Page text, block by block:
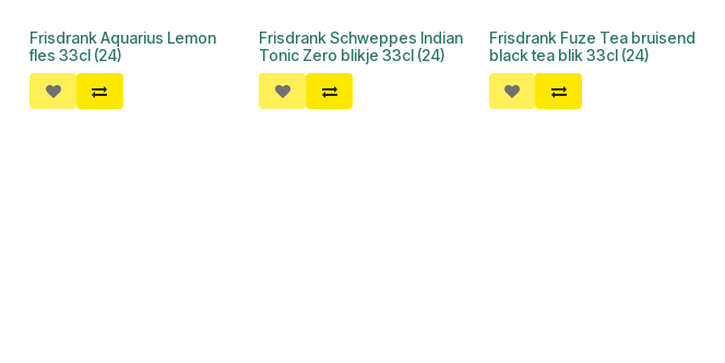
Frisdrank Aquarius Lemon
fles 33cl (24)
Frisdrank Schweppes Indian
Tonic Zero blikje 33cl (24)
Frisdrank Fuze Tea bruisend
black tea blik 33cl (24)